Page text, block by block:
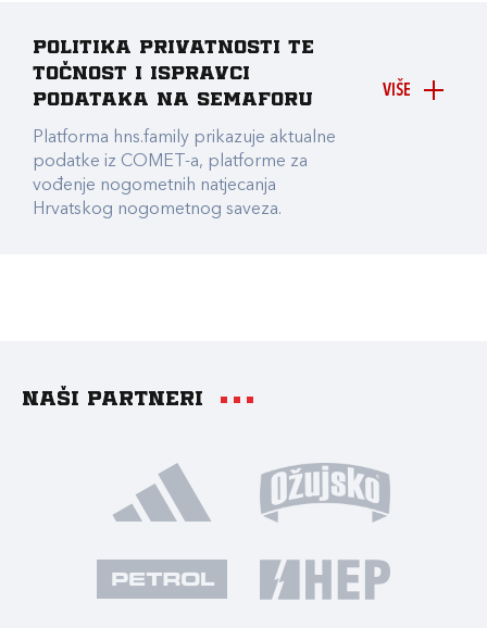
VIŠE
Politika privatnosti te
točnost i ispravci
podataka na Semaforu
Platforma hns.family prikazuje aktualne
podatke iz COMET-a, platforme za
vođenje nogometnih natjecanja
Hrvatskog nogometnog saveza.
Naši partneri